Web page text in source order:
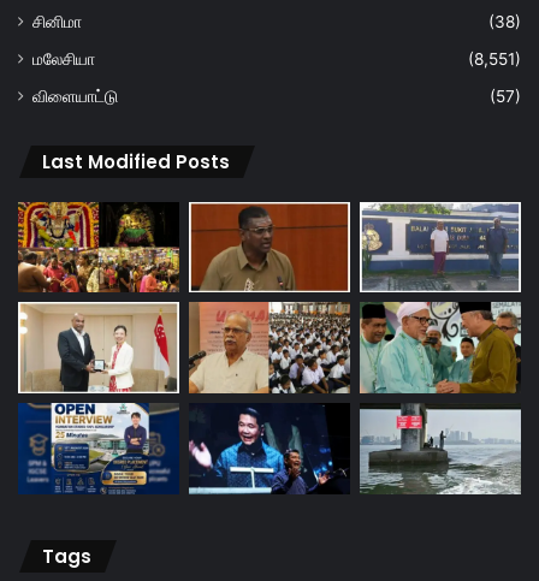
சினிமா
(38)
மலேசியா
(8,551)
விளையாட்டு
(57)
Last Modified Posts
Tags